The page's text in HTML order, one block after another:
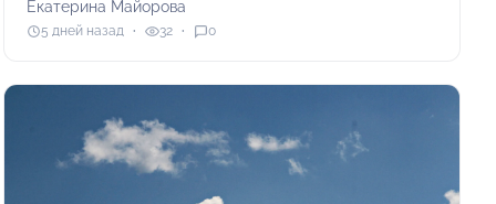
Екатерина Майорова
5 дней назад 32 0